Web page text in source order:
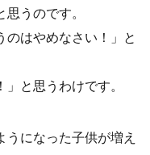
うのです。
のはやめなさい！」と
と思うわけです。
になった子供が増え